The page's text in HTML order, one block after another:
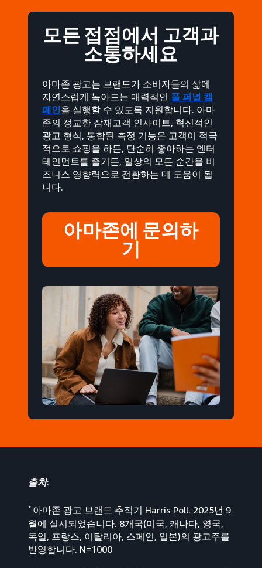
모든 접점에서 고객과
소통하세요
아마존 광고는 브랜드가 소비자들의 삶에
자연스럽게 녹아드는 매력적인 풀 퍼널 캠
페인을 실행할 수 있도록 지원합니다. 아마
존의 정교한 잠재고객 인사이트, 혁신적인
광고 형식, 통합된 측정 기능은 고객이 적극
적으로 쇼핑을 하든, 단순히 좋아하는 엔터
테인먼트를 즐기든, 일상의 모든 순간을 비
즈니스 영향력으로 전환하는 데 도움이 됩
니다.
아마존에 문의하
기
출처:
* 아마존 광고 브랜드 추적기 Harris Poll. 2025년 9
월에 실시되었습니다. 8개국(미국, 캐나다, 영국,
독일, 프랑스, 이탈리아, 스페인, 일본)의 광고주를
반영합니다. N=1000